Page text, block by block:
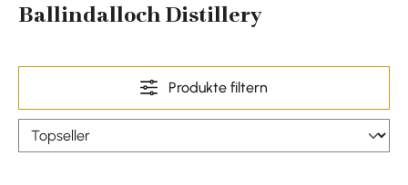
Ballindalloch Distillery
Produkte filtern